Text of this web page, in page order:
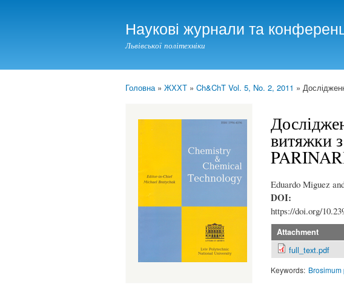
Наукові журнали та
Львівської політехніки
Головна» ЖХХТ » Ch&ChT Vol. 5, No. 2, 2011 »
витяжки
Eduardo Miguez
DOI:
https://doi.org/
Attachment
full_text.pdf
Keywords: